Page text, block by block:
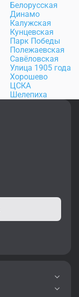
Белорусская
Динамо
Калужская
Кунцевская
Парк Победы
Полежаевская
Савёловская
Улица 1905 года
Хорошево
ЦСКА
Шелепиха